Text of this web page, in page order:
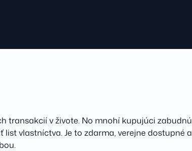
transakcií v živote. No mnohí kupujúci zabudnú
vlastníctva. Je to zdarma, verejne dostupné a